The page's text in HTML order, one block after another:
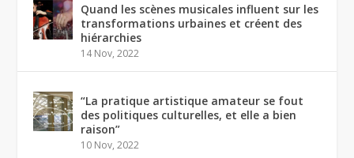
Quand les scènes musicales influent sur les
transformations urbaines et créent des
hiérarchies
14 Nov, 2022
“La pratique artistique amateur se fout
des politiques culturelles, et elle a bien
raison”
10 Nov, 2022